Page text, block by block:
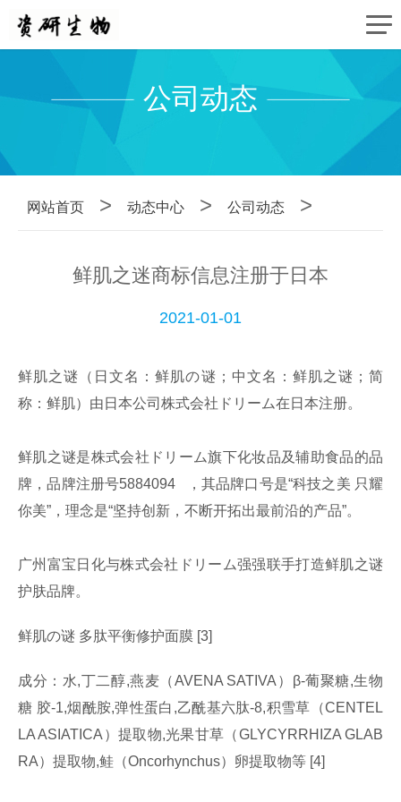
公司动态
网站首页 > 动态中心 > 公司动态 >
鲜肌之迷商标信息注册于日本
2021-01-01
鲜肌之谜（日文名：鲜肌の谜；中文名：鲜肌之谜；简
称：鲜肌）由日本公司株式会社ドリーム在日本注册。
鲜肌之谜是株式会社ドリーム旗下化妆品及辅助食品的品
牌，品牌注册号5884094 ，其品牌口号是“科技之美 只耀
你美”，理念是“坚持创新，不断开拓出最前沿的产品”。
广州富宝日化与株式会社ドリーム强强联手打造鲜肌之谜
护肤品牌。
鲜肌の谜 多肽平衡修护面膜 [3]
成分：水,丁二醇,燕麦（AVENA SATIVA）β-葡聚糖,生物
糖 胶-1,烟酰胺,弹性蛋白,乙酰基六肽-8,积雪草（CENTEL
LA ASIATICA）提取物,光果甘草（GLYCYRRHIZA GLAB
RA）提取物,鲑（Oncorhynchus）卵提取物等 [4]